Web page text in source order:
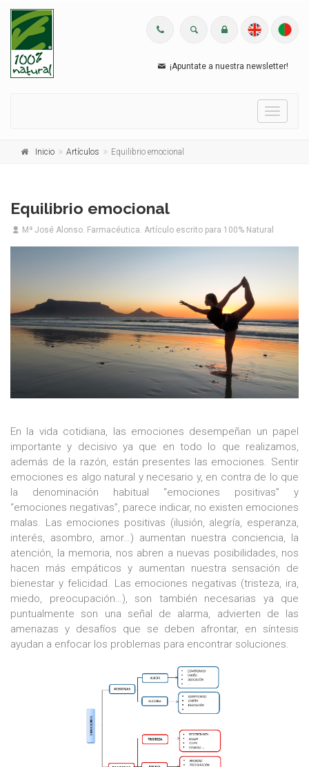
¡Apuntate a nuestra newsletter!
Menu
Inicio Artículos Equilibrio emocional
Equilibrio emocional
Mª José Alonso. Farmacéutica. Artículo escrito para 100% Natural
En la vida cotidiana, las emociones desempeñan un papel
importante y decisivo ya que en todo lo que realizamos,
además de la razón, están presentes las emociones. Sentir
emociones es algo natural y necesario y, en contra de lo que
la denominación habitual “emociones positivas” y
“emociones negativas”, parece indicar, no existen emociones
malas. Las emociones positivas (ilusión, alegría, esperanza,
interés, asombro, amor…) aumentan nuestra conciencia, la
atención, la memoria, nos abren a nuevas posibilidades, nos
hacen más empáticos y aumentan nuestra sensación de
bienestar y felicidad. Las emociones negativas (tristeza, ira,
miedo, preocupación…), son también necesarias ya que
puntualmente son una señal de alarma, advierten de las
amenazas y desafíos que se deben afrontar, en síntesis
ayudan a enfocar los problemas para encontrar soluciones.